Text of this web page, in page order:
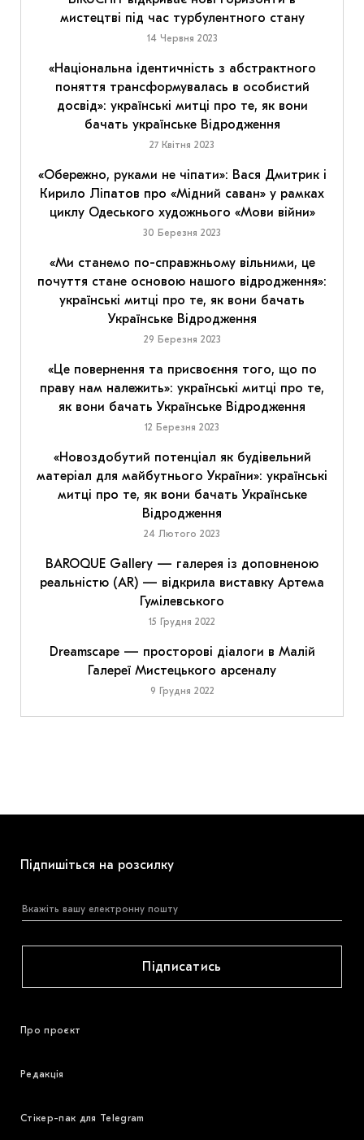
мистецтві під час турбулентного стану
14 Червня 2023
«Національна ідентичність з абстрактного
поняття трансформувалась в особистий
досвід»: українські митці про те, як вони
бачать українське Відродження
27 Квітня 2023
«Обережно, руками не чіпати»: Вася Дмитрик і
Кирило Ліпатов про «Мідний саван» у рамках
циклу Одеського художнього «Мови війни»
30 Березня 2023
«Ми станемо по-справжньому вільними, це
почуття стане основою нашого відродження»:
українські митці про те, як вони бачать
Українське Відродження
29 Березня 2023
«Це повернення та присвоєння того, що по
праву нам належить»: українські митці про те,
як вони бачать Українське Відродження
12 Березня 2023
«Новоздобутий потенціал як будівельний
матеріал для майбутнього України»: українські
митці про те, як вони бачать Українське
Відродження
24 Лютого 2023
BAROQUE Gallery — галерея із доповненою
реальністю (AR) — відкрила виставку Артема
Гумілевського
15 Грудня 2022
Dreamscape — просторові діалоги в Малій
Галереї Мистецького арсеналу
9 Грудня 2022
Підпишіться на розсилку
Підписатись
Про проєкт
Редакція
Стікер-пак для Telegram